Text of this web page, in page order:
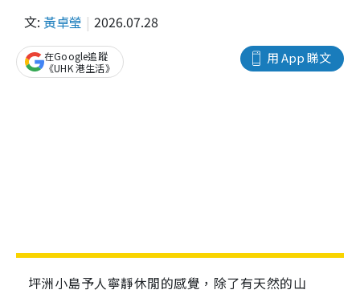
文: 黃卓瑩 2026.07.28
用 App 睇文
在Google追蹤
《UHK 港生活》
坪洲小島予人寧靜休閒的感覺，除了有天然的山